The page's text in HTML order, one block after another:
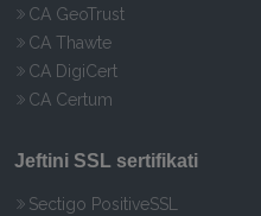
CA GeoTrust
CA Thawte
CA DigiCert
CA Certum
Jeftini SSL sertifikati
Sectigo PositiveSSL